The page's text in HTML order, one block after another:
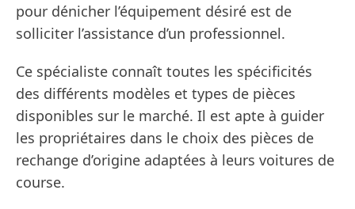
pour dénicher l’équipement désiré est de
solliciter l’assistance d’un professionnel.
Ce spécialiste connaît toutes les spécificités
des différents modèles et types de pièces
disponibles sur le marché. Il est apte à guider
les propriétaires dans le choix des pièces de
rechange d’origine adaptées à leurs voitures de
course.